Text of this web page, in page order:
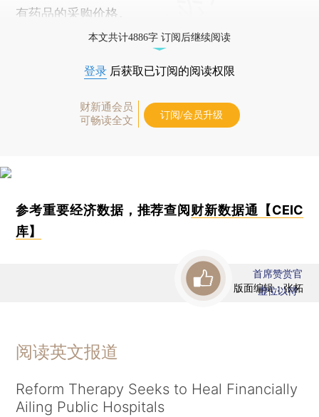
有药品的采购价格。
本文共计4886字 订阅后继续阅读
登录 后获取已订阅的阅读权限
财新通会员
可畅读全文
订阅/会员升级
参考重要经济数据，推荐查阅财新数据通【CEIC
库】
版面编辑：张柘
首席赞赏官
虚位以待
阅读英文报道
Reform Therapy Seeks to Heal Financially
Ailing Public Hospitals